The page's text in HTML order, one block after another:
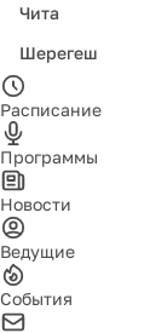
Чита
Шерегеш
Расписание
Программы
Новости
Ведущие
События